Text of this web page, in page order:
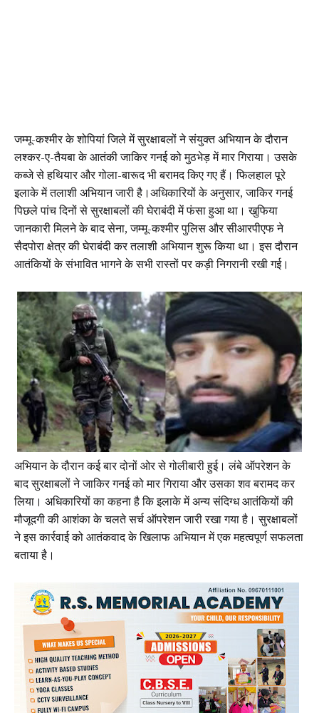
जम्मू-कश्मीर के शोपियां जिले में सुरक्षाबलों ने संयुक्त अभियान के दौरान
लश्कर-ए-तैयबा के आतंकी जाकिर गनई को मुठभेड़ में मार गिराया। उसके
कब्जे से हथियार और गोला-बारूद भी बरामद किए गए हैं। फिलहाल पूरे
इलाके में तलाशी अभियान जारी है। अधिकारियों के अनुसार, जाकिर गनई
पिछले पांच दिनों से सुरक्षाबलों की घेराबंदी में फंसा हुआ था। खुफिया
जानकारी मिलने के बाद सेना, जम्मू-कश्मीर पुलिस और सीआरपीएफ ने
सैदपोरा क्षेत्र की घेराबंदी कर तलाशी अभियान शुरू किया था। इस दौरान
आतंकियों के संभावित भागने के सभी रास्तों पर कड़ी निगरानी रखी गई।
अभियान के दौरान कई बार दोनों ओर से गोलीबारी हुई। लंबे ऑपरेशन के
बाद सुरक्षाबलों ने जाकिर गनई को मार गिराया और उसका शव बरामद कर
लिया। अधिकारियों का कहना है कि इलाके में अन्य संदिग्ध आतंकियों की
मौजूदगी की आशंका के चलते सर्च ऑपरेशन जारी रखा गया है। सुरक्षाबलों
ने इस कार्रवाई को आतंकवाद के खिलाफ अभियान में एक महत्वपूर्ण सफलता
बताया है।